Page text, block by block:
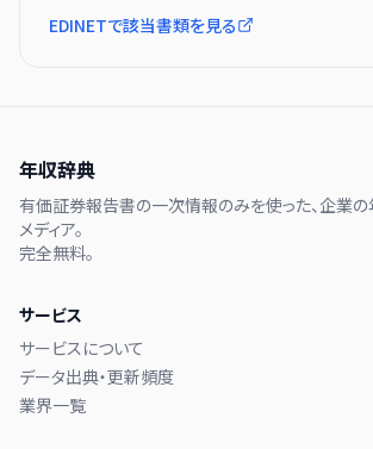
EDINETで該当書類を見る
年収辞典
有価証券報告書の一次情報のみを使った、企業の
メディア。
完全無料。
サービス
サービスについて
データ出典・更新頻度
業界一覧